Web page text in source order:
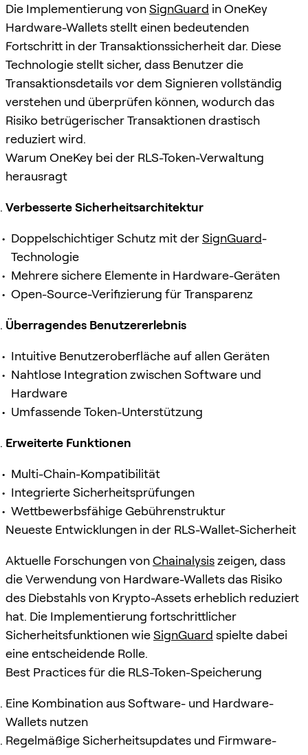
Die Implementierung vonSignGuard in OneKey
Hardware-Wallets stellt einen bedeutenden
Fortschritt in der Transaktionssicherheit dar. Diese
Technologie stellt sicher, dass Benutzer die
Transaktionsdetails vor dem Signieren vollständig
verstehen und überprüfen können, wodurch das
Risiko betrügerischer Transaktionen drastisch
reduziert wird.
Warum OneKey bei der RLS-Token-Verwaltung
herausragt
Verbesserte Sicherheitsarchitektur
Doppelschichtiger Schutz mit derSignGuard-
Technologie
Mehrere sichere Elemente in Hardware-Geräten
Open-Source-Verifizierung für Transparenz
Überragendes Benutzererlebnis
Intuitive Benutzeroberfläche auf allen Geräten
Nahtlose Integration zwischen Software und
Hardware
Umfassende Token-Unterstützung
Erweiterte Funktionen
Multi-Chain-Kompatibilität
Integrierte Sicherheitsprüfungen
Wettbewerbsfähige Gebührenstruktur
Neueste Entwicklungen in der RLS-Wallet-Sicherheit
Aktuelle Forschungen vonChainalysiszeigen, dass
die Verwendung von Hardware-Wallets das Risiko
des Diebstahls von Krypto-Assets erheblich reduziert
hat. Die Implementierung fortschrittlicher
Sicherheitsfunktionen wieSignGuard spielte dabei
eine entscheidende Rolle.
Best Practices für die RLS-Token-Speicherung
Eine Kombination aus Software- und Hardware-
Wallets nutzen
Regelmäßige Sicherheitsupdates und Firmware-